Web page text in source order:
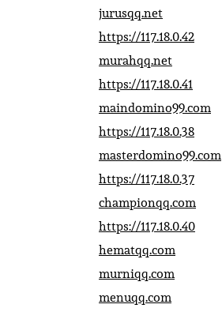
jurusqq.net
https://117.18.0.42
murahqq.net
https://117.18.0.41
maindomino99.com
https://117.18.0.38
masterdomino99.com
https://117.18.0.37
championqq.com
https://117.18.0.40
hematqq.com
murniqq.com
menuqq.com